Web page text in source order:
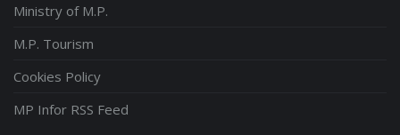
Ministry of M.P.
M.P. Tourism
Cookies Policy
MP Infor RSS Feed